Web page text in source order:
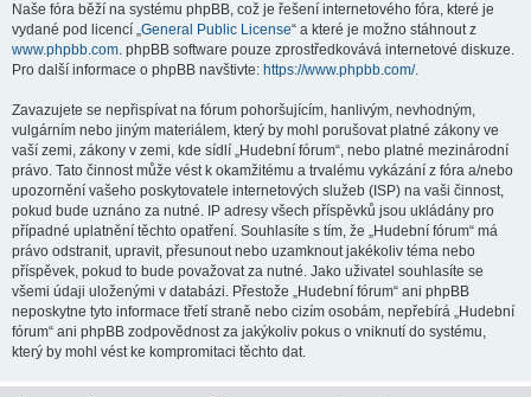
Naše fóra běží na systému phpBB, což je řešení internetového fóra, které je
vydané pod licencí „General Public License“ a které je možno stáhnout z
www.phpbb.com. phpBB software pouze zprostředkovává internetové diskuze.
Pro další informace o phpBB navštivte: https://www.phpbb.com/.
Zavazujete se nepřispívat na fórum pohoršujícím, hanlivým, nevhodným,
vulgárním nebo jiným materiálem, který by mohl porušovat platné zákony ve
vaší zemi, zákony v zemi, kde sídlí „Hudební fórum“, nebo platné mezinárodní
právo. Tato činnost může vést k okamžitému a trvalému vykázání z fóra a/nebo
upozornění vašeho poskytovatele internetových služeb (ISP) na vaši činnost,
pokud bude uznáno za nutné. IP adresy všech příspěvků jsou ukládány pro
případné uplatnění těchto opatření. Souhlasíte s tím, že „Hudební fórum“ má
právo odstranit, upravit, přesunout nebo uzamknout jakékoliv téma nebo
příspěvek, pokud to bude považovat za nutné. Jako uživatel souhlasíte se
všemi údaji uloženými v databázi. Přestože „Hudební fórum“ ani phpBB
neposkytne tyto informace třetí straně nebo cizím osobám, nepřebírá „Hudební
fórum“ ani phpBB zodpovědnost za jakýkoliv pokus o vniknutí do systému,
který by mohl vést ke kompromitaci těchto dat.